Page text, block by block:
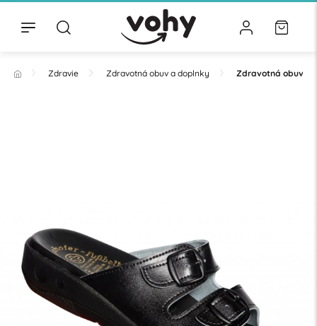
Zdravie Zdravotná obuv a doplnky Zdravotná obuv